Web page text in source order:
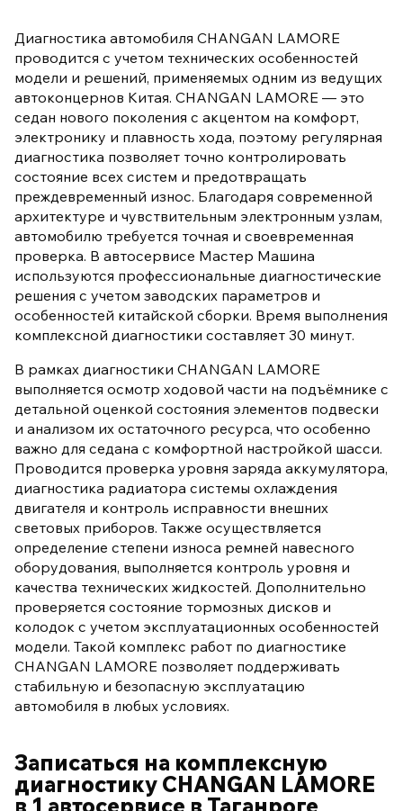
Диагностика автомобиля CHANGAN LAMORE
проводится с учетом технических особенностей
модели и решений, применяемых одним из ведущих
автоконцернов Китая. CHANGAN LAMORE — это
седан нового поколения с акцентом на комфорт,
электронику и плавность хода, поэтому регулярная
диагностика позволяет точно контролировать
состояние всех систем и предотвращать
преждевременный износ. Благодаря современной
архитектуре и чувствительным электронным узлам,
автомобилю требуется точная и своевременная
проверка. В автосервисе Мастер Машина
используются профессиональные диагностические
решения с учетом заводских параметров и
особенностей китайской сборки. Время выполнения
комплексной диагностики составляет 30 минут.
В рамках диагностики CHANGAN LAMORE
выполняется осмотр ходовой части на подъёмнике с
детальной оценкой состояния элементов подвески
и анализом их остаточного ресурса, что особенно
важно для седана с комфортной настройкой шасси.
Проводится проверка уровня заряда аккумулятора,
диагностика радиатора системы охлаждения
двигателя и контроль исправности внешних
световых приборов. Также осуществляется
определение степени износа ремней навесного
оборудования, выполняется контроль уровня и
качества технических жидкостей. Дополнительно
проверяется состояние тормозных дисков и
колодок с учетом эксплуатационных особенностей
модели. Такой комплекс работ по диагностике
CHANGAN LAMORE позволяет поддерживать
стабильную и безопасную эксплуатацию
автомобиля в любых условиях.
Записаться на комплексную
диагностику CHANGAN LAMORE